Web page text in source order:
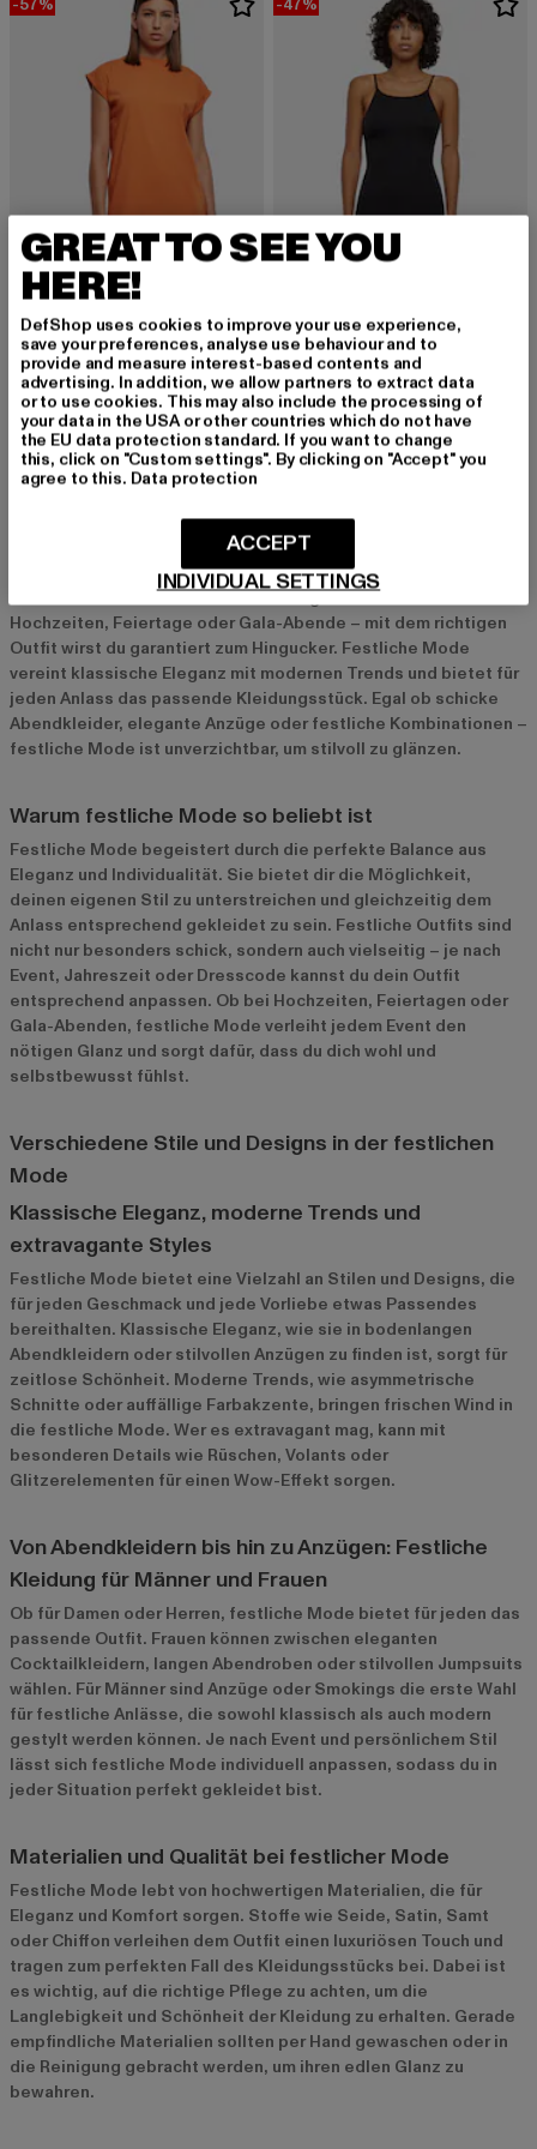
URBAN CLASSICS
Ladies Turtle Extended Shoulder
12,90 EUR
Derzeitiger Preis: 12,90 EUR
29,99 EURAktionspreis: 29,99 EUR
URBAN CLASSICS
Stretch Jersey Slim
15,89 EUR
Derzeitiger Preis: 15,89 EUR
29,99 EURAktionspreis:
Festliche Mode ist die perfekte Wahl, wenn es darum geht, bei
besonderen Anlässen stilvoll und elegant aufzutreten. Ob
Hochzeiten, Feiertage oder Gala-Abende – mit dem richtigen
Outfit wirst du garantiert zum Hingucker. Festliche Mode
vereint klassische Eleganz mit modernen Trends und bietet für
jeden Anlass das passende Kleidungsstück. Egal ob schicke
Abendkleider, elegante Anzüge oder festliche Kombinationen –
festliche Mode ist unverzichtbar, um stilvoll zu glänzen.
Warum festliche Mode so beliebt ist
Festliche Mode begeistert durch die perfekte Balance aus
Eleganz und Individualität. Sie bietet dir die Möglichkeit,
deinen eigenen Stil zu unterstreichen und gleichzeitig dem
Anlass entsprechend gekleidet zu sein. Festliche Outfits sind
nicht nur besonders schick, sondern auch vielseitig – je nach
Event, Jahreszeit oder Dresscode kannst du dein Outfit
entsprechend anpassen. Ob bei Hochzeiten, Feiertagen oder
Gala-Abenden, festliche Mode verleiht jedem Event den
nötigen Glanz und sorgt dafür, dass du dich wohl und
selbstbewusst fühlst.
Verschiedene Stile und Designs in der festlichen
Mode
Klassische Eleganz, moderne Trends und
extravagante Styles
Festliche Mode bietet eine Vielzahl an Stilen und Designs, die
für jeden Geschmack und jede Vorliebe etwas Passendes
bereithalten. Klassische Eleganz, wie sie in bodenlangen
Abendkleidern oder stilvollen Anzügen zu finden ist, sorgt für
zeitlose Schönheit. Moderne Trends, wie asymmetrische
Schnitte oder auffällige Farbakzente, bringen frischen Wind in
die festliche Mode. Wer es extravagant mag, kann mit
besonderen Details wie Rüschen, Volants oder
Glitzerelementen für einen Wow-Effekt sorgen.
Von Abendkleidern bis hin zu Anzügen: Festliche
Kleidung für Männer und Frauen
Ob für Damen oder Herren, festliche Mode bietet für jeden das
passende Outfit. Frauen können zwischen eleganten
Cocktailkleidern, langen Abendroben oder stilvollen Jumpsuits
wählen. Für Männer sind Anzüge oder Smokings die erste Wahl
für festliche Anlässe, die sowohl klassisch als auch modern
gestylt werden können. Je nach Event und persönlichem Stil
lässt sich festliche Mode individuell anpassen, sodass du in
jeder Situation perfekt gekleidet bist.
Materialien und Qualität bei festlicher Mode
Festliche Mode lebt von hochwertigen Materialien, die für
Eleganz und Komfort sorgen. Stoffe wie Seide, Satin, Samt
oder Chiffon verleihen dem Outfit einen luxuriösen Touch und
tragen zum perfekten Fall des Kleidungsstücks bei. Dabei ist
es wichtig, auf die richtige Pflege zu achten, um die
Langlebigkeit und Schönheit der Kleidung zu erhalten. Gerade
empfindliche Materialien sollten per Hand gewaschen oder in
die Reinigung gebracht werden, um ihren edlen Glanz zu
bewahren.
GREAT TO SEE YOU
HERE!
DefShop uses cookies to improve your use experience,
save your preferences, analyse use behaviour and to
provide and measure interest-based contents and
advertising. In addition, we allow partners to extract data
or to use cookies. This may also include the processing of
your data in the USA or other countries which do not have
the EU data protection standard. If you want to change
this, click on "Custom settings". By clicking on "Accept" you
agree to this. Data protection
INDIVIDUAL SETTINGS
ACCEPT